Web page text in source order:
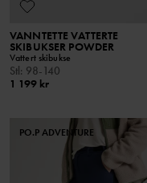
VANNTETTE VATTERTE
SKIBUKSER POWDER
Vattert skibukse
Stl: 98-140
1 199 kr
PO.P ADVENTURE